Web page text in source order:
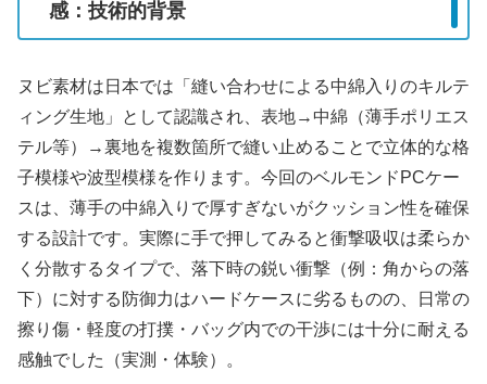
感：技術的背景
ヌビ素材は日本では「縫い合わせによる中綿入りのキルテ
ィング生地」として認識され、表地→中綿（薄手ポリエス
テル等）→裏地を複数箇所で縫い止めることで立体的な格
子模様や波型模様を作ります。今回のベルモンドPCケー
スは、薄手の中綿入りで厚すぎないがクッション性を確保
する設計です。実際に手で押してみると衝撃吸収は柔らか
く分散するタイプで、落下時の鋭い衝撃（例：角からの落
下）に対する防御力はハードケースに劣るものの、日常の
擦り傷・軽度の打撲・バッグ内での干渉には十分に耐える
感触でした（実測・体験）。